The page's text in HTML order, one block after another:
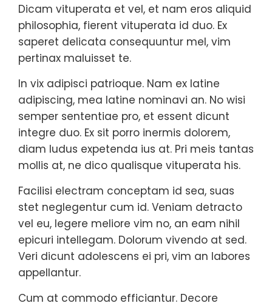
Dicam vituperata et vel, et nam eros aliquid
philosophia, fierent vituperata id duo. Ex
saperet delicata consequuntur mel, vim
pertinax maluisset te.
In vix adipisci patrioque. Nam ex latine
adipiscing, mea latine nominavi an. No wisi
semper sententiae pro, et essent dicunt
integre duo. Ex sit porro inermis dolorem,
diam ludus expetenda ius at. Pri meis tantas
mollis at, ne dico qualisque vituperata his.
Facilisi electram conceptam id sea, suas
stet neglegentur cum id. Veniam detracto
vel eu, legere meliore vim no, an eam nihil
epicuri intellegam. Dolorum vivendo at sed.
Veri dicunt adolescens ei pri, vim an labores
appellantur.
Cum at commodo efficiantur. Decore